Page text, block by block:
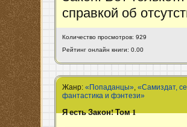
справкой об
Количество просмотров: 929
Рейтинг онлайн книги: 0.00
Жанр:«Попаданцы»,«Самиздат,
фантастика и фэнтези»
Я есть Закон! Том 1